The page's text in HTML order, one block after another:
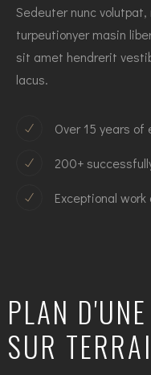
Sedeuter nunc
turpeutionyer masin
sit amet hendrerit
lacus.
Over 15 years of
200+
Exceptional
PLAN
SUR